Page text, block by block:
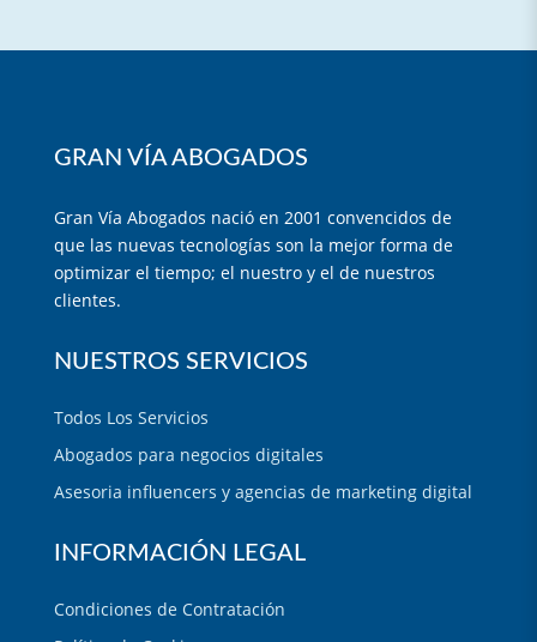
GRAN VÍA ABOGADOS
Gran Vía Abogados nació en 2001 convencidos de
que las nuevas tecnologías son la mejor forma de
optimizar el tiempo; el nuestro y el de nuestros
clientes.
NUESTROS SERVICIOS
Todos Los Servicios
Abogados para negocios digitales
Asesoria influencers y agencias de marketing digital
INFORMACIÓN LEGAL
Condiciones de Contratación